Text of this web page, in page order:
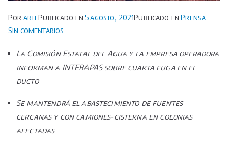
Por artePublicado en5 agosto, 2021Publicado enPrensa
Sin comentarios
programa
de
de
abastecimiento
La Comisión Estatal del Agua y la empresa operadora
informan a INTERAPAS sobre cuarta fuga en el
ducto
Se mantendrá el abastecimiento de fuentes
cercanas y con camiones-cisterna en colonias
afectadas